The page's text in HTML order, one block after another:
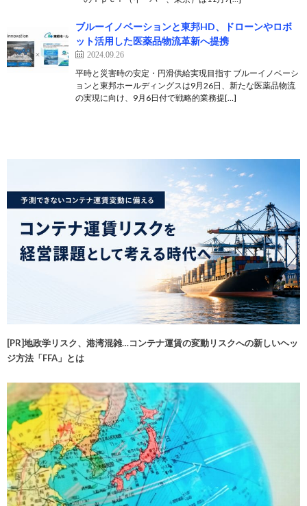
ブルーイノベーションと東邦HD、ドローンやロボ
ット活用した医薬品物流革新へ提携
2024.09.26
平時と災害時の安定・円滑供給実現目指す ブルーイノベーシ
ョンと東邦ホールディングスは9月26日、新たな医薬品物流
の実現に向け、9月6日付で戦略的業務提[…]
[PR]地政学リスク、港湾混雑…コンテナ運賃の変動リスクへの新しいヘッ
ジ方法「FFA」とは